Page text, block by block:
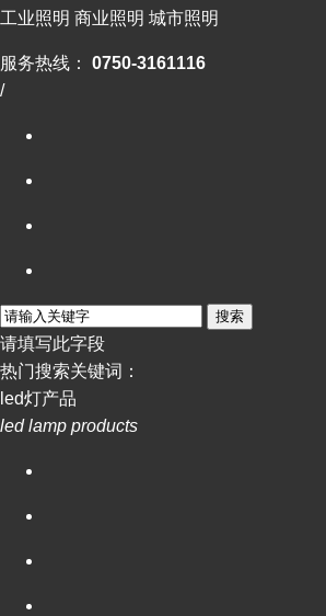
工业照明 商业照明 城市照明
服务热线：
0750-3161116
/
搜索
请填写此字段
热门搜索关键词：
led灯产品
led lamp products